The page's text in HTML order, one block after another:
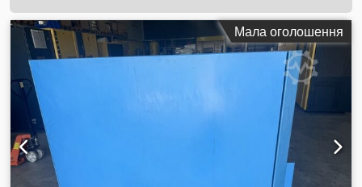
Мала оголошення